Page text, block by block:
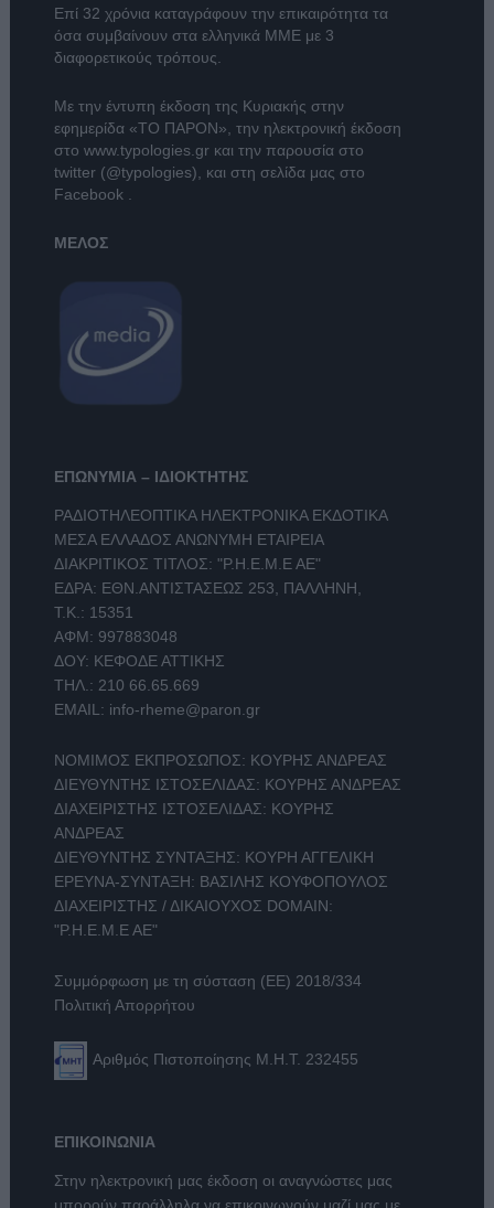
Επί 32 χρόνια καταγράφουν την επικαιρότητα τα
όσα συμβαίνουν στα ελληνικά ΜΜΕ με 3
διαφορετικούς τρόπους.
Με την έντυπη έκδοση της Κυριακής στην
εφημερίδα «ΤΟ ΠΑΡΟΝ» , την ηλεκτρονική έκδοση
στο www.typologies.grκαι την παρουσία στο
twitter (@typologies) , και στη σελίδα μας στο
Facebook
ΜΕΛΟΣ
ΕΠΩΝΥΜΙΑ – ΙΔΙΟΚΤΗΤΗΣ
ΡΑΔΙΟΤΗΛΕΟΠΤΙΚΑ ΗΛΕΚΤΡΟΝΙΚΑ ΕΚΔΟΤΙΚΑ
ΜΕΣΑ ΕΛΛΑΔΟΣ ΑΝΩΝΥΜΗ ΕΤΑΙΡΕΙΑ
ΔΙΑΚΡΙΤΙΚΟΣ ΤΙΤΛΟΣ: "Ρ.Η.Ε.Μ.Ε ΑΕ"
ΕΔΡΑ: ΕΘΝ.ΑΝΤΙΣΤΑΣΕΩΣ 253, ΠΑΛΛΗΝΗ,
Τ.Κ.: 15351
ΑΦΜ: 997883048
ΔΟΥ: ΚΕΦΟΔΕ ΑΤΤΙΚΗΣ
ΤΗΛ.: 210 66.65.669
EMAIL: info-rheme@paron.gr
ΝΟΜΙΜΟΣ ΕΚΠΡΟΣΩΠΟΣ: ΚΟΥΡΗΣ ΑΝΔΡΕΑΣ
ΔΙΕΥΘΥΝΤΗΣ ΙΣΤΟΣΕΛΙΔΑΣ: ΚΟΥΡΗΣ ΑΝΔΡΕΑΣ
ΔΙΑΧΕΙΡΙΣΤΗΣ ΙΣΤΟΣΕΛΙΔΑΣ: ΚΟΥΡΗΣ
ΑΝΔΡΕΑΣ
ΔΙΕΥΘΥΝΤΗΣ ΣΥΝΤΑΞΗΣ: ΚΟΥΡΗ ΑΓΓΕΛΙΚΗ
ΕΡΕΥΝΑ-ΣΥΝΤΑΞΗ: ΒΑΣΙΛΗΣ ΚΟΥΦΟΠΟΥΛΟΣ
ΔΙΑΧΕΙΡΙΣΤΗΣ / ΔΙΚΑΙΟΥΧΟΣ DOMAIN:
"Ρ.Η.Ε.Μ.Ε ΑΕ"
Συμμόρφωση με τη σύσταση (ΕΕ) 2018/334
Πολιτική Απορρήτου
Αριθμός Πιστοποίησης Μ.Η.Τ. 232455
ΕΠΙΚΟΙΝΩΝΙΑ
Στην ηλεκτρονική μας έκδοση οι αναγνώστες μας